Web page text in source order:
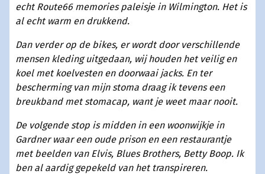
echt Route66 memories paleisje in Wilmington. Het is
al echt warm en drukkend.
Dan verder op de bikes, er wordt door verschillende
mensen kleding uitgedaan, wij houden het veilig en
koel met koelvesten en doorwaai jacks. En ter
bescherming van mijn stoma draag ik tevens een
breukband met stomacap, want je weet maar nooit.
De volgende stop is midden in een woonwijkje in
Gardner waar een oude prison en een restaurantje
met beelden van Elvis, Blues Brothers, Betty Boop. Ik
ben al aardig gepekeld van het transpireren.